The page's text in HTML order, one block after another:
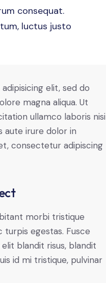
consequat.
luctus justo
elit, sed do
magna aliqua. Ut
ullamco laboris nisi
aute irure dolor in
consectetur adipiscing
morbi tristique
egestas. Fusce
blandit risus, blandit
id mi tristique, pulvinar